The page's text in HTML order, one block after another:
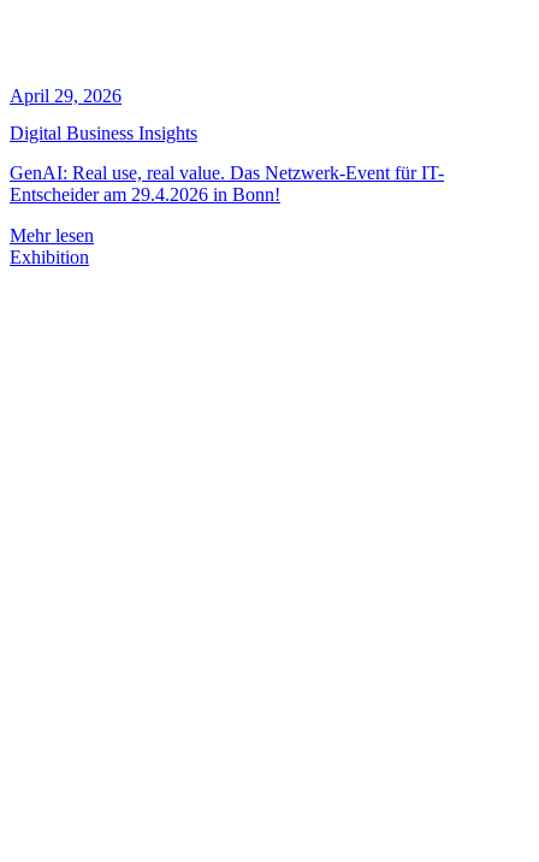
April 29, 2026
Digital Business Insights
GenAI: Real use, real value. Das Netzwerk-Event für IT-
Entscheider am 29.4.2026 in Bonn!
Mehr lesen
Exhibition